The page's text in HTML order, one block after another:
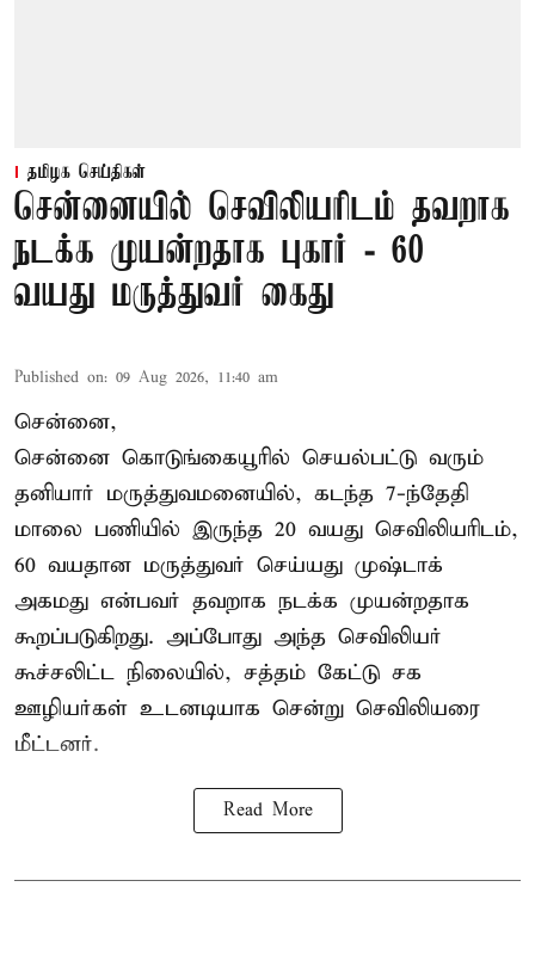
தமிழக செய்திகள்
சென்னையில் செவிலியரிடம் தவறாக
நடக்க முயன்றதாக புகார் - 60
வயது மருத்துவர் கைது
Published on: 09 Aug 2026, 11:40 am
சென்னை,
சென்னை கொடுங்கையூரில் செயல்பட்டு வரும்
தனியார் மருத்துவமனையில், கடந்த 7-ந்தேதி
மாலை பணியில் இருந்த 20 வயது செவிலியரிடம்,
60 வயதான மருத்துவர் செய்யது முஷ்டாக்
அகமது என்பவர் தவறாக நடக்க முயன்றதாக
கூறப்படுகிறது. அப்போது அந்த செவிலியர்
கூச்சலிட்ட நிலையில், சத்தம் கேட்டு சக
ஊழியர்கள் உடனடியாக சென்று செவிலியரை
மீட்டனர்.
Read More